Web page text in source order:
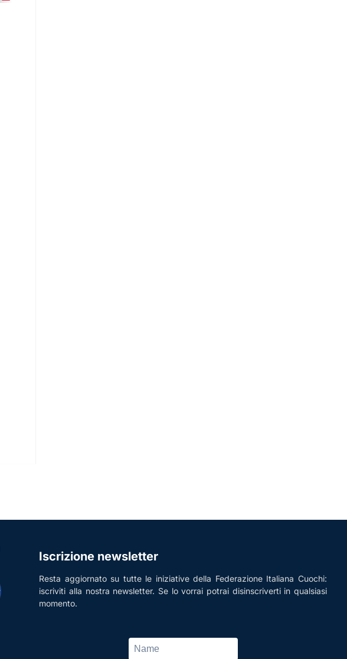
Iscrizione newsletter
Resta aggiornato su tutte le iniziative della Federazione Italiana Cuochi:
iscriviti alla nostra newsletter. Se lo vorrai potrai disinscriverti in qualsiasi
momento.